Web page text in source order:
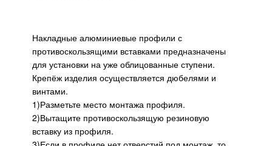
Накладные алюминиевые профили с
противоскользящими вставками предназначены
для установки на уже облицованные ступени.
Крепёж изделия осуществляется дюбелями и
винтами.
1)Разметьте место монтажа профиля.
2)Вытащите противоскользящую резиновую
вставку из профиля.